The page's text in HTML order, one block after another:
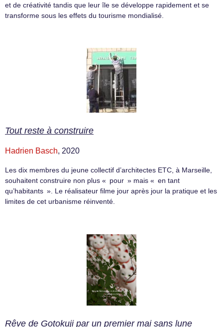
et de créativité tandis que leur île se développe rapidement et se
transforme sous les effets du tourisme mondialisé.
Tout reste à construire
Hadrien Basch, 2020
Les dix membres du jeune collectif d’architectes ETC, à Marseille,
souhaitent construire non plus « pour » mais « en tant
qu’habitants ». Le réalisateur filme jour après jour la pratique et les
limites de cet urbanisme réinventé.
Rêve de Gotokuji par un premier mai sans lune